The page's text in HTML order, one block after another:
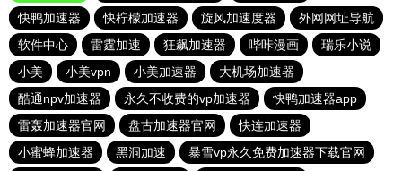
快鸭加速器
快柠檬加速器 旋风加速度器
外网网址导航
软件中心
雷霆加速 狂飙加速器 哔咔漫画
瑞乐小说
小美
小美vpn 小美加速器
大机场加速器
酷通npv加速器
永久不收费的vp加速器
快鸭加速器app
雷轰加速器官网
盘古加速器官网
快连加速器
小蜜蜂加速器
黑洞加速
暴雪vp永久免费加速器下载官网